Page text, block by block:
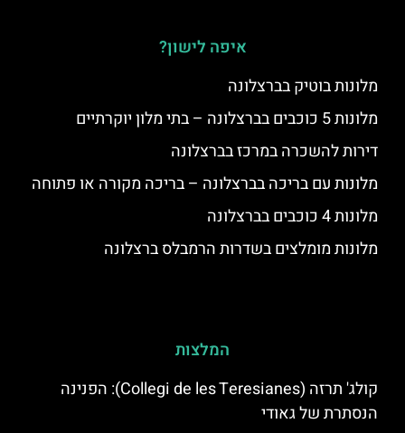
איפה לישון?
מלונות בוטיק בברצלונה
מלונות 5 כוכבים בברצלונה – בתי מלון יוקרתיים
דירות להשכרה במרכז בברצלונה
מלונות עם בריכה בברצלונה – בריכה מקורה או פתוחה
מלונות 4 כוכבים בברצלונה
מלונות מומלצים בשדרות הרמבלס ברצלונה
המלצות
קולג' תרזה (Collegi de les Teresianes): הפנינה
הנסתרת של גאודי